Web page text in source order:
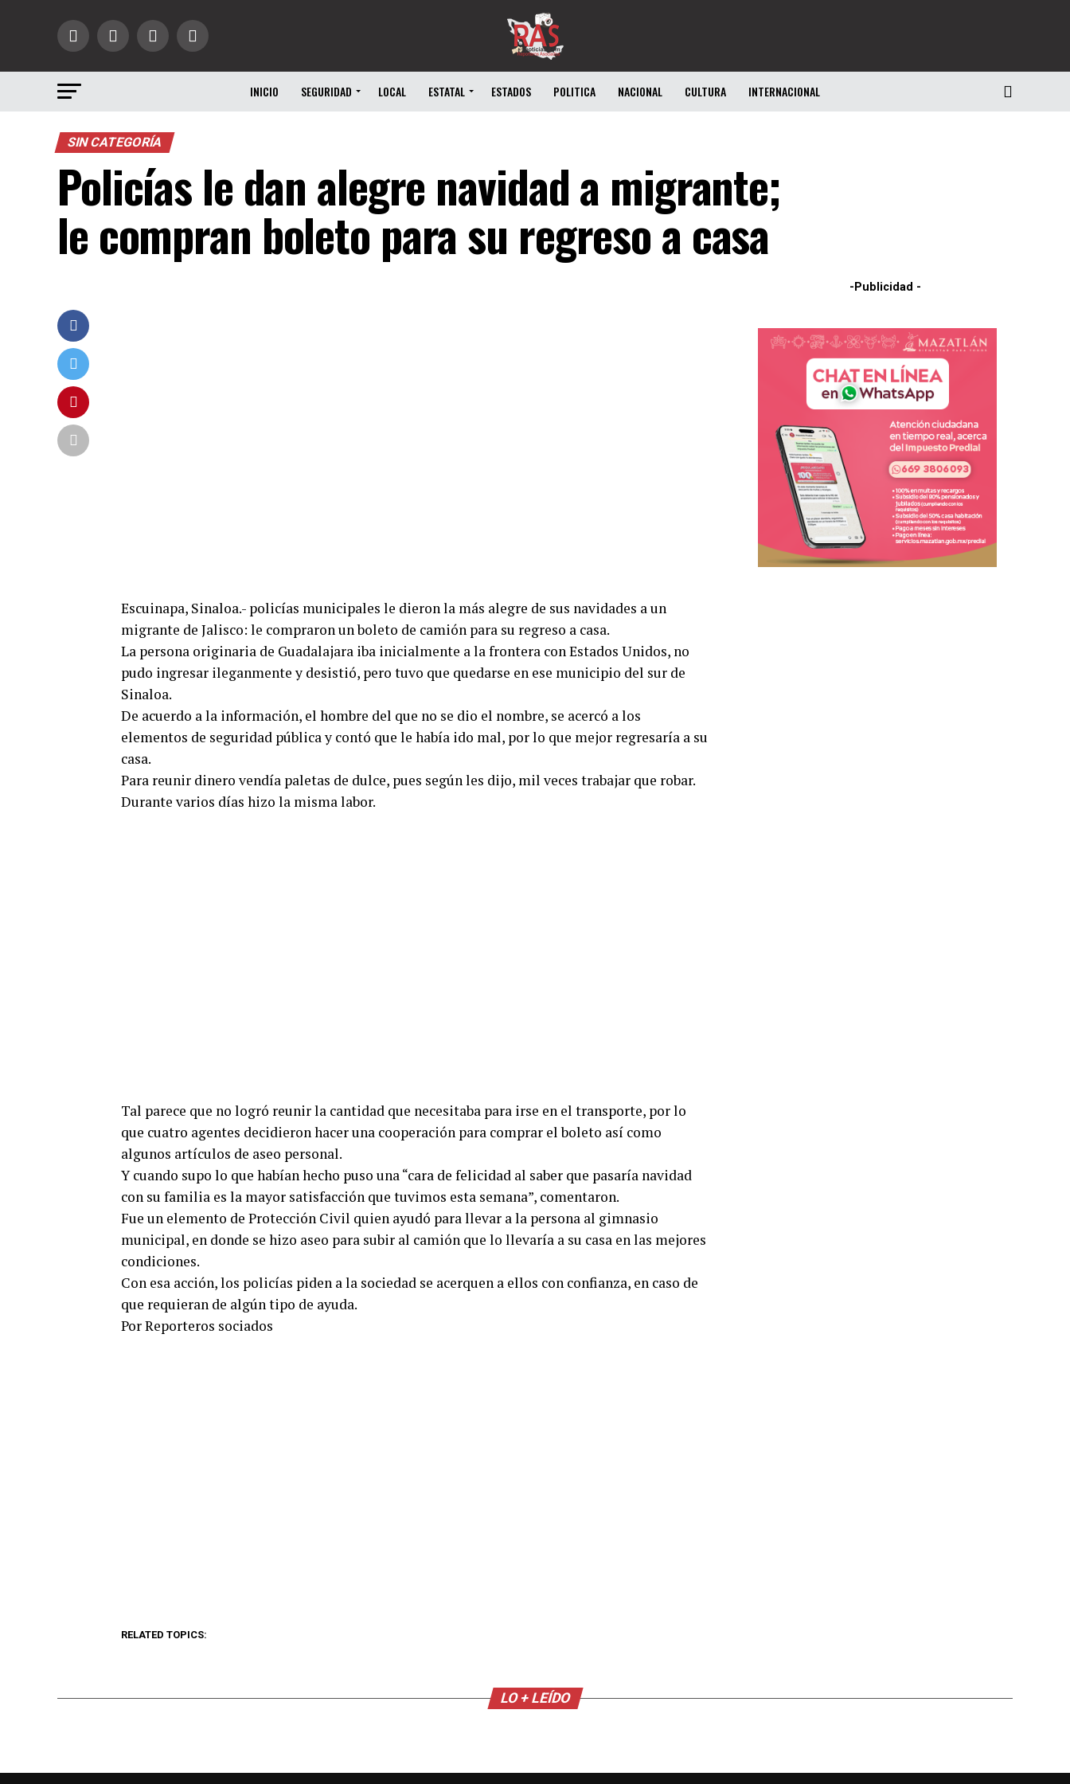
INICIO SEGURIDAD LOCAL ESTATAL ESTADOS POLITICA NACIONAL CULTURA INTERNACIONAL
SIN CATEGORÍA
Policías le dan alegre navidad a migrante;
le compran boleto para su regreso a casa
Escuinapa, Sinaloa.- policías municipales le dieron la más alegre de sus navidades a un
migrante de Jalisco: le compraron un boleto de camión para su regreso a casa.
La persona originaria de Guadalajara iba inicialmente a la frontera con Estados Unidos, no
pudo ingresar ileganmente y desistió, pero tuvo que quedarse en ese municipio del sur de
Sinaloa.
De acuerdo a la información, el hombre del que no se dio el nombre, se acercó a los
elementos de seguridad pública y contó que le había ido mal, por lo que mejor regresaría a su
casa.
Para reunir dinero vendía paletas de dulce, pues según les dijo, mil veces trabajar que robar.
Durante varios días hizo la misma labor.
Tal parece que no logró reunir la cantidad que necesitaba para irse en el transporte, por lo
que cuatro agentes decidieron hacer una cooperación para comprar el boleto así como
algunos artículos de aseo personal.
Y cuando supo lo que habían hecho puso una “cara de felicidad al saber que pasaría navidad
con su familia es la mayor satisfacción que tuvimos esta semana”, comentaron.
Fue un elemento de Protección Civil quien ayudó para llevar a la persona al gimnasio
municipal, en donde se hizo aseo para subir al camión que lo llevaría a su casa en las mejores
condiciones.
Con esa acción, los policías piden a la sociedad se acerquen a ellos con confianza, en caso de
que requieran de algún tipo de ayuda.
Por Reporteros sociados
RELATED TOPICS:
-Publicidad -
LO + LEÍDO